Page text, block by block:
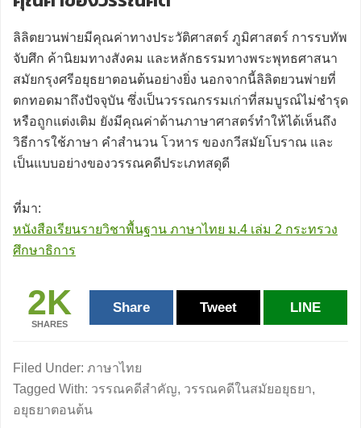
ลิลิตยวนพ่ายมีคุณค่าทางประวัติศาสตร์ ภูมิศาสตร์ การรบทัพ
จับศึก ค้านิยมทางสังคม และหลักธรรมทางพระพุทธศาสนา
สมัยกรุงศรีอยุธยาตอนต้นอย่างยิ่ง นอกจากนี้ลิลิตยวนพ่ายที่
ตกทอดมาถึงปัจจุบัน ซึ่งเป็นวรรณกรรมเก่าที่สมบูรณ์ไม่ชำรุด
หรือถูกแต่งเติม ยังมีคุณค่าด้านภาษาศาสตร์ทำให้ได้เห็นถึง
วิธีการใช้ภาษา คำสำนวน โวหาร ของกวีสมัยโบราณ และ
เป็นแบบอย่างของวรรณคดีประเภทสดุดี
ที่มา:
หนังสือเรียนรายวิชาพื้นฐาน ภาษาไทย ม.4 เล่ม 2 กระทรวง
ศึกษาธิการ
2K
SHARES
Share Tweet LINE
Filed Under: ภาษาไทย
Tagged With: วรรณคดีสำคัญ, วรรณคดีในสมัยอยุธยา,
อยุธยาตอนต้น